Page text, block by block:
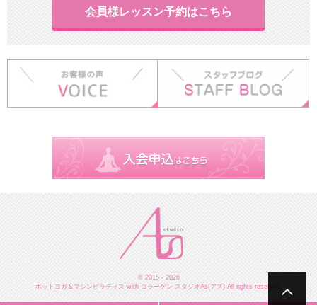
会員様レッスン予約はこちら
© 2015 - 2026
ホットヨガ＆マシンピラティス with コラーゲン スタジオAs(アズ) All rights reserved.